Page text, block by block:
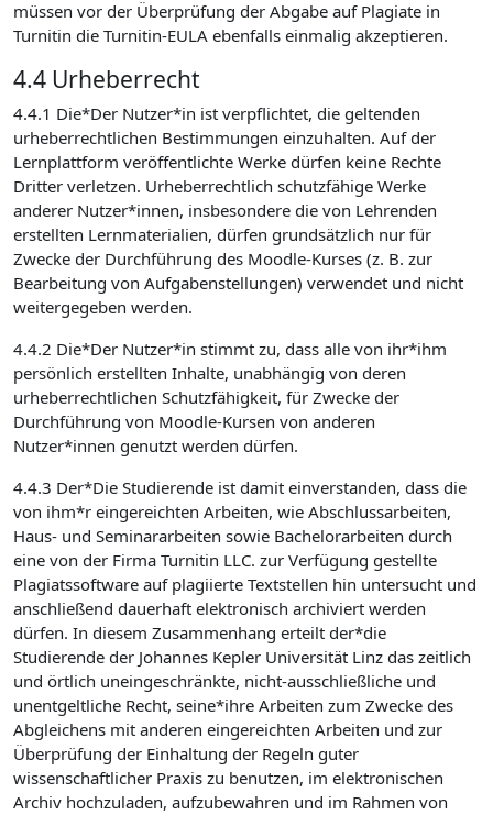
müssen vor der Überprüfung der Abgabe auf Plagiate in
Turnitin die Turnitin-EULA ebenfalls einmalig akzeptieren.
4.4 Urheberrecht
4.4.1 Die*Der Nutzer*in ist verpflichtet, die geltenden
urheberrechtlichen Bestimmungen einzuhalten. Auf der
Lernplattform veröffentlichte Werke dürfen keine Rechte
Dritter verletzen. Urheberrechtlich schutzfähige Werke
anderer Nutzer*innen, insbesondere die von Lehrenden
erstellten Lernmaterialien, dürfen grundsätzlich nur für
Zwecke der Durchführung des Moodle-Kurses (z. B. zur
Bearbeitung von Aufgabenstellungen) verwendet und nicht
weitergegeben werden.
4.4.2 Die*Der Nutzer*in stimmt zu, dass alle von ihr*ihm
persönlich erstellten Inhalte, unabhängig von deren
urheberrechtlichen Schutzfähigkeit, für Zwecke der
Durchführung von Moodle-Kursen von anderen
Nutzer*innen genutzt werden dürfen.
4.4.3 Der*Die Studierende ist damit einverstanden, dass die
von ihm*r eingereichten Arbeiten, wie Abschlussarbeiten,
Haus- und Seminararbeiten sowie Bachelorarbeiten durch
eine von der Firma Turnitin LLC. zur Verfügung gestellte
Plagiatssoftware auf plagiierte Textstellen hin untersucht und
anschließend dauerhaft elektronisch archiviert werden
dürfen. In diesem Zusammenhang erteilt der*die
Studierende der Johannes Kepler Universität Linz das zeitlich
und örtlich uneingeschränkte, nicht-ausschließliche und
unentgeltliche Recht, seine*ihre Arbeiten zum Zwecke des
Abgleichens mit anderen eingereichten Arbeiten und zur
Überprüfung der Einhaltung der Regeln guter
wissenschaftlicher Praxis zu benutzen, im elektronischen
Archiv hochzuladen, aufzubewahren und im Rahmen von